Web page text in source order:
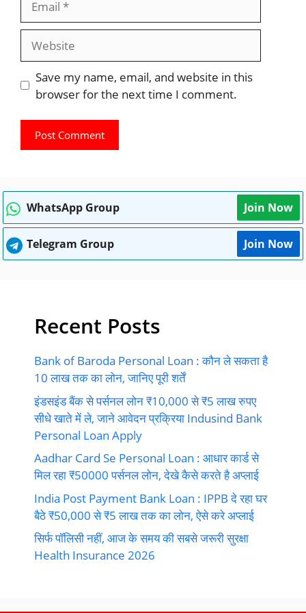
Website
Save my name, email, and website in this
browser for the next time I comment.
WhatsApp Group Join Now
Telegram Group Join Now
Recent Posts
Bank of Baroda Personal Loan : कौन ले सकता है
10 लाख तक का लोन, जानिए पूरी शर्तें
इंडसइंड बैंक से पर्सनल लोन ₹10,000 से ₹5 लाख रुपए
सीधे खाते में ले, जाने आवेदन प्रक्रिया Indusind Bank
Personal Loan Apply
Aadhar Card Se Personal Loan : आधार कार्ड से
मिल रहा ₹50000 पर्सनल लोन, देखे कैसे करते है अप्लाई
India Post Payment Bank Loan : IPPB दे रहा घर
बैठे ₹50,000 से ₹5 लाख तक का लोन, ऐसे करे अप्लाई
सिर्फ पॉलिसी नहीं, आज के समय की सबसे जरूरी सुरक्षा
Health Insurance 2026